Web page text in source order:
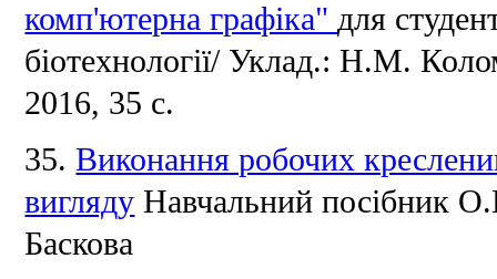
комп'ютерна графіка" для
біотехнології/ Уклад.: Н.М.
2016, 35 с.
35.Виконання робочих
вигляду Навчальний посібник
Баскова